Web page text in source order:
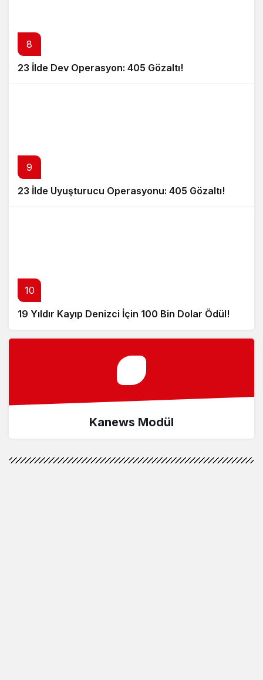
8
23 İlde Dev Operasyon: 405 Gözaltı!
9
23 İlde Uyuşturucu Operasyonu: 405 Gözaltı!
10
19 Yıldır Kayıp Denizci İçin 100 Bin Dolar Ödül!
Kanews Modül